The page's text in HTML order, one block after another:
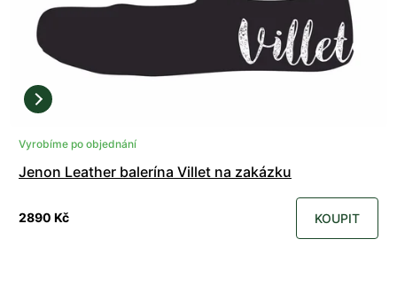
Vyrobíme po objednání
Jenon Leather balerína Villet na zakázku
2890 Kč KOUPIT